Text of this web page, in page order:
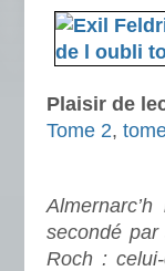
Plaisir de
Tome 2,
secondé
Roch :